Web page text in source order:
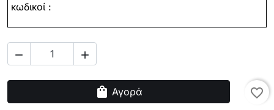
κωδικοί:
 
shopping_bag Αγορά favorite_border